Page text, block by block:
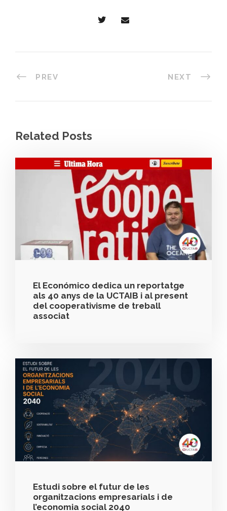
PREV NEXT
Related Posts
El Económico dedica un reportatge
als 40 anys de la UCTAIB i al present
del cooperativisme de treball
associat
Estudi sobre el futur de les
organitzacions empresarials i de
l’economia social 2040